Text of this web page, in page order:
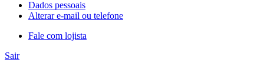
Dados pessoais
Alterar e-mail ou telefone
Fale com lojista
Sair